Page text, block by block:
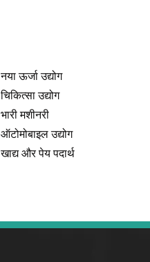
नया ऊर्जा उद्योग
चिकित्सा उद्योग
भारी मशीनरी
ऑटोमोबाइल उद्योग
खाद्य और पेय पदार्थ